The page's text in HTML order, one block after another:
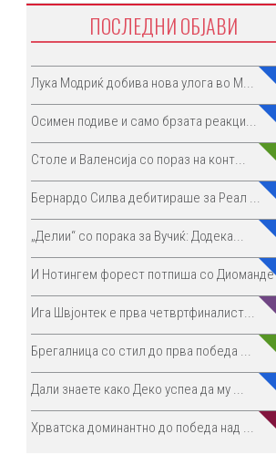
ПОСЛЕДНИ ОБЈАВИ
Лука Модриќ добива нова улога во М...
Осимен подиве и само брзата реакци...
Столе и Валенсија со пораз на конт...
Бернардо Силва дебитираше за Реал ...
„Делии“ со порака за Вучиќ: Додека...
И Нотингем форест потпиша со Диоманде
Ига Швјонтек е прва четвртфиналист...
Брегалница со стил до прва победа ...
Дали знаете како Деко успеа да му ...
Хрватска доминантно до победа над ...